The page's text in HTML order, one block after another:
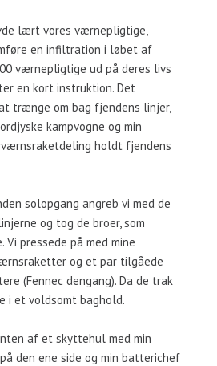
lært vores værnepligtige,
en infiltration i løbet af
værnepligtige ud på deres livs
en kort instruktion. Det
trænge om bag fjendens linjer,
kampvogne og min
holdt fjendens
solopgang angreb vi med de
og tog de broer, som
pressede på med mine
og et par tilgåede
(Fennec dengang). Da de trak
i et voldsomt baghold.
af et skyttehul med min
den ene side og min batterichef